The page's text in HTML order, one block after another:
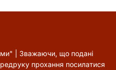
| Зважаючи, що подані
прохання посилатися